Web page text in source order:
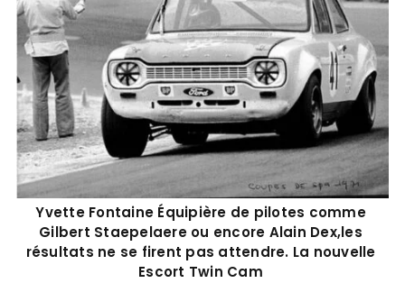
Yvette Fontaine Équipière de pilotes comme
Gilbert Staepelaere ou encore Alain Dex,les
résultats ne se firent pas attendre. La nouvelle
Escort Twin Cam